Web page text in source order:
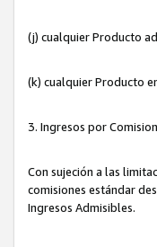
(j) cualquier Producto
(k) cualquier Producto
3. Ingresos por
Con sujeción a las
comisiones estándar
Ingresos Admisibles.